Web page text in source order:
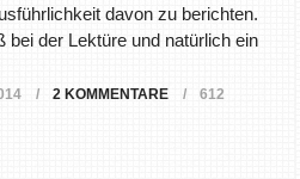
davon zu berichten.
der Lektüre und natürlich ein
2 KOMMENTARE
612